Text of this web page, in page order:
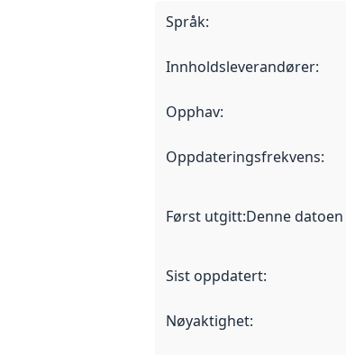
Språk:
Innholdsleverandører:
Opphav:
Oppdateringsfrekvens:
Først utgitt:Denne
Sist oppdatert:
Nøyaktighet: